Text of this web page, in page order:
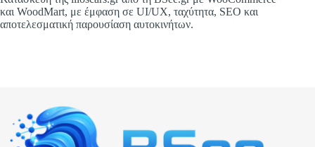
και WoodMart, με έμφαση σε UI/UX, ταχύτητα, SEO και
αποτελεσματική παρουσίαση αυτοκινήτων.